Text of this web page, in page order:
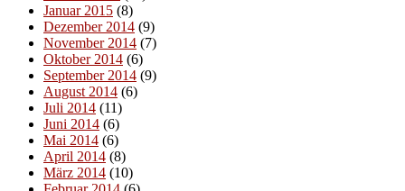
Januar 2015 (8)
Dezember 2014 (9)
November 2014 (7)
Oktober 2014 (6)
September 2014 (9)
August 2014 (6)
Juli 2014 (11)
Juni 2014 (6)
Mai 2014 (6)
April 2014 (8)
März 2014 (10)